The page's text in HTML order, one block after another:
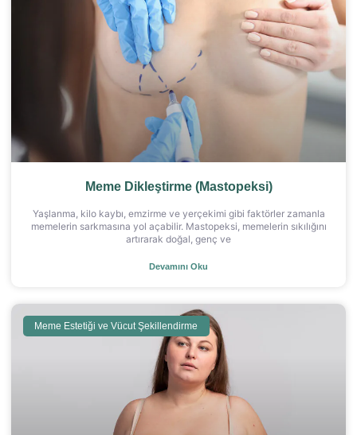
Meme Dikleştirme (Mastopeksi)
Yaşlanma, kilo kaybı, emzirme ve yerçekimi gibi faktörler zamanla
memelerin sarkmasına yol açabilir. Mastopeksi, memelerin sıkılığını
artırarak doğal, genç ve
Devamını Oku
Meme Estetiği ve Vücut Şekillendirme